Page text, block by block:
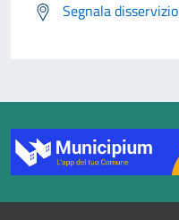
Segnala disservizio